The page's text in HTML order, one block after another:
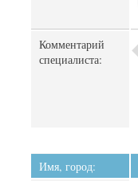
Комментарий
специалиста:
Имя, город: